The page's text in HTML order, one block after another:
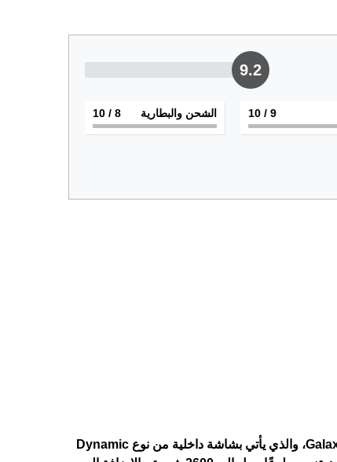
9.2
9
/ 10 الشحن والبطارية 8
/ 10
رسميًا عن هاتفها الجديد القابل للطي Galaxy Z Flip 7، والذي يأتي بشاشة داخلية من نوع Dynamic